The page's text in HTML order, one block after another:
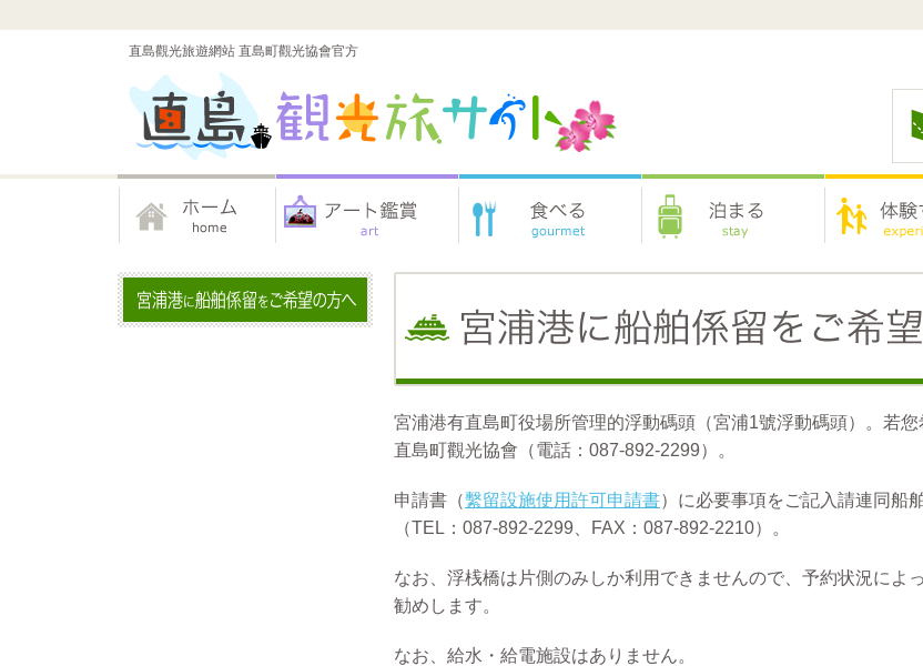
直島觀光旅遊網站 直島町觀光協會官方
宮浦港有直島町役場所管理的浮動碼頭（宮浦1號浮動碼頭）。若
直島町觀光協會（電話：087-892-2299）。
申請書（繫留設施使用許可申請書）に必要事項をご記入請連同船
（TEL：087-892-2299、FAX：087-892-2210）。
なお、浮桟橋は片側のみしか利用できませんので、予約状況によ
勧めします。
なお、給水・給電施設はありません。